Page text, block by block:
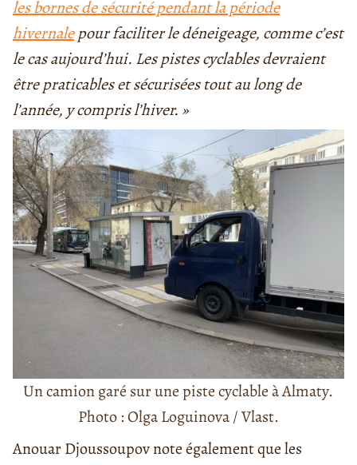
les bornes de sécurité pendant la période
hivernalepour faciliter le déneigeage, comme c’est
le cas aujourd’hui. Les pistes cyclables devraient
être praticables et sécurisées tout au long de
l’année, y compris l’hiver. »
Un camion garé sur une piste cyclable à Almaty.
Photo : Olga Loguinova / Vlast.
Anouar Djoussoupov note également que les